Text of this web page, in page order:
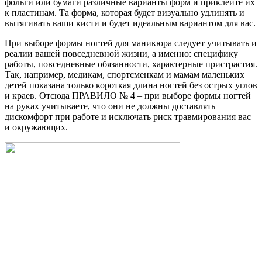
к пластинам. Та форма, которая будет визуально удлинять и
вытягивать ваши кисти и будет идеальным вариантом для вас.
При выборе формы ногтей для маникюра следует учитывать и
реалии вашей повседневной жизни, а именно: специфику
работы, повседневные обязанности, характерные пристрастия.
Так, например, медикам, спортсменкам и мамам маленьких
детей показана только короткая длина ногтей без острых углов
и краев. Отсюда ПРАВИЛО № 4 – при выборе формы ногтей
на руках учитываете, что они не должны доставлять
дискомфорт при работе и исключать риск травмирования вас
и окружающих.